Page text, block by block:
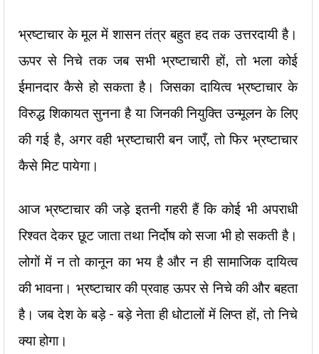
भ्रष्टाचार के मूल में शासन तंत्र बहुत हद तक उत्तरदायी है।
ऊपर से निचे तक जब सभी भ्रष्टाचारी हों, तो भला कोई
ईमानदार कैसे हो सकता है। जिसका दायित्व भ्रष्टाचार के
विरुद्ध शिकायत सुनना है या जिनकी नियुक्ति उन्मूलन के लिए
की गई है, अगर वही भ्रष्टाचारी बन जाएँ, तो फिर भ्रष्टाचार
कैसे मिट पायेगा।
आज भ्रष्टाचार की जड़े इतनी गहरी हैं कि कोई भी अपराधी
रिश्वत देकर छूट जाता तथा निर्दोष को सजा भी हो सकती है।
लोगों में न तो कानून का भय है औरन ही सामाजिक दायित्व
की भावना। भ्रष्टाचार की प्रवाह ऊपर से निचे की और बहता
है। जब देश के बड़े – बड़े नेता ही धोटालों में लिप्त हों, तो निचे
क्या होगा।